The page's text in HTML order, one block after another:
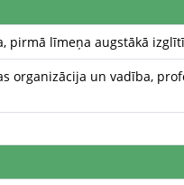
pirmā līmeņa augstākā
organizācija un vadība,